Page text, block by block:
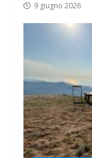
9 giugno 2026